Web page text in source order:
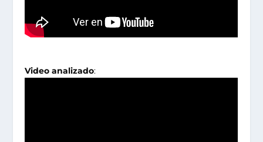
Video analizado: